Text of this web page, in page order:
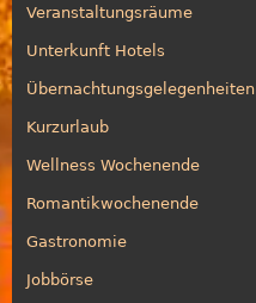
Veranstaltungsräume
Unterkunft Hotels
Übernachtungsgelegenheiten
Kurzurlaub
Wellness Wochenende
Romantikwochenende
Gastronomie
Jobbörse